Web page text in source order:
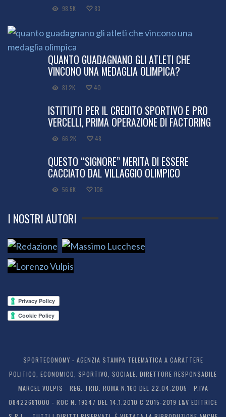
98.5K 83
QUANTO GUADAGNANO GLI ATLETI CHE
VINCONO UNA MEDAGLIA OLIMPICA?
81.2K 40
ISTITUTO PER IL CREDITO SPORTIVO E PRO
VERCELLI, PRIMA OPERAZIONE DI FACTORING
66.2K 48
QUESTO “SIGNORE” MERITA DI ESSERE
CACCIATO DAL VILLAGGIO OLIMPICO
56.6K 106
I NOSTRI AUTORI
SPORTECONOMY - AGENZIA STAMPA TELEMATICA A CARATTERE
POLITICO, ECONOMICO, SPORTIVO, SOCIALE. DIRETTORE RESPONSABILE
MARCEL VULPIS - REG. TRIB. ROMA N.160 DEL 22.04.2005 - P.IVA
08422681000 - ROC N. 19347 DEL 14.1.2010 C 2015-2019 L&V EDITRICE